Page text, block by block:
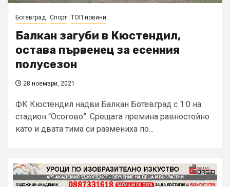
Ботевград Спорт ТОП новини
Балкан загуби в Кюстендил,
остава първенец за есенния
полусезон
28 ноември, 2021
ФК Кюстендил надви Балкан Ботевград с 1:0 на
стадион “Осогово”. Срещата премина равностойно
като и двата тима си размениха по...